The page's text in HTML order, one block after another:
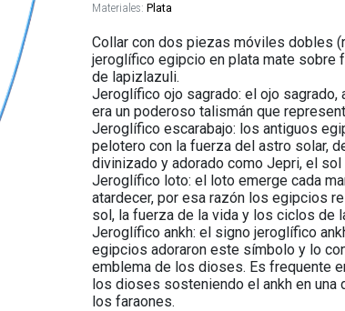
Materiales: Plata
Collar con dos piezas móviles dobles
jeroglífico egipcio en plata mate sobre
de lapizlazuli.
Jeroglífico ojo sagrado: el ojo
era un poderoso talismán que
Jeroglífico escarabajo: los antiguos
pelotero con la fuerza del astro solar,
divinizado y adorado como Jepri, el sol
Jeroglífico loto: el loto emerge cada
atardecer, por esa razón los egipcios
sol, la fuerza de la vida y los ciclos de
Jeroglífico ankh: el signo jeroglífico
egipcios adoraron este símbolo y lo
emblema de los dioses. Es frequente
los dioses sosteniendo el ankh en
los faraones.